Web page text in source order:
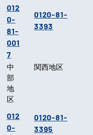
012
0-
81-
001
7
0120-81-
3393
中
部
地
区
012
0-
関西地区
0120-81-
3395